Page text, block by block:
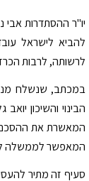
יו"ר ההסתדרות
להביא לישראל
לרשותה, לרבות
במכתב, שנשלח
המאשרת את ההסכם
המאפשר לממשלה
סעיף זה מתיר